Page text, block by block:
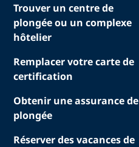
Trouver un centre de
plongée ou un complexe
hôtelier
Remplacer votre carte de
certification
Obtenir une assurance de
plongée
Réserver des vacances de